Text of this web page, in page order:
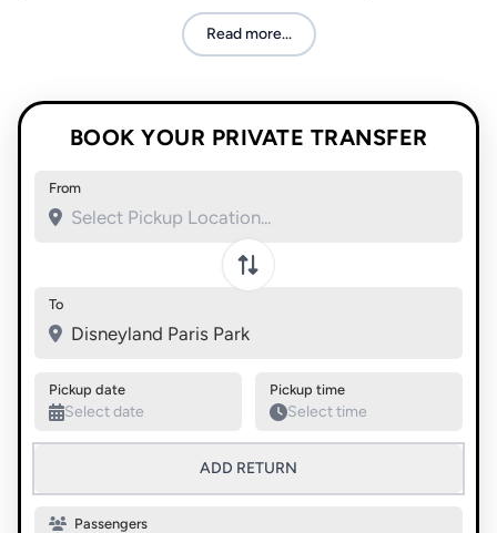
l'horaire, de la prise en charge à la dépose à l'hôtel."
Read more...
BOOK YOUR PRIVATE TRANSFER
From
Swap pickup and destination
To
Disneyland Paris Park
Pickup date Pickup time
ADD RETURN
Passengers